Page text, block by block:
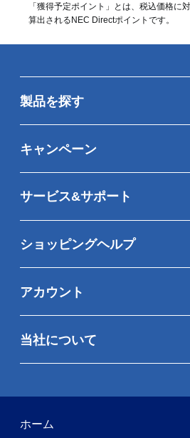
「獲得予定ポイント」とは、税込価格に
算出されるNEC Directポイントです。
製品を探す
キャンペーン
サービス&サポート
ショッピングヘルプ
アカウント
当社について
ホーム